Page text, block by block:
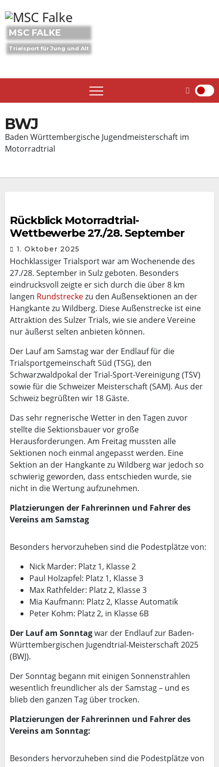
to
content
MSC FALKE
Trialsport für Jung und Alt
BWJ
Baden Württembergische Jugendmeisterschaft im
Motorradtrial
Rückblick Motorradtrial-
Wettbewerbe 27./28. September
1. Oktober 2025
Hochklassiger Trialsport war am Wochenende des
27./28. September in Sulz geboten. Besonders
eindrucksvoll zeigte er sich durch die über 8 km
langen Rundstreckezu den Außensektionen an der
Hangkante zu Wildberg. Diese Außenstrecke ist eine
Attraktion des Sulzer Trials, wie sie andere Vereine
nur äußerst selten anbieten können.
Der Lauf am Samstag war der Endlauf für die
Trialsportgemeinschaft Süd (TSG), den
Schwarzwaldpokal der Trial-Sport-Vereinigung (TSV)
sowie für die Schweizer Meisterschaft (SAM). Aus der
Schweiz begrüßten wir 18 Gäste.
Das sehr regnerische Wetter in den Tagen zuvor
stellte die Sektionsbauer vor große
Herausforderungen. Am Freitag mussten alle
Sektionen noch einmal angepasst werden. Eine
Sektion an der Hangkante zu Wildberg war jedoch so
schwierig geworden, dass entschieden wurde, sie
nicht in die Wertung aufzunehmen.
Platzierungen der Fahrerinnen und Fahrer des
Vereins am Samstag
Besonders hervorzuheben sind die Podestplätze von:
Nick Marder: Platz 1, Klasse 2
Paul Holzapfel: Platz 1, Klasse 3
Max Rathfelder: Platz 2, Klasse 3
Mia Kaufmann: Platz 2, Klasse Automatik
Peter Kohm: Platz 2, in Klasse 6B
Der Lauf am Sonntagwar der Endlauf zur Baden-
Württembergischen Jugendtrial-Meisterschaft 2025
(BWJ).
Der Sonntag begann mit einigen Sonnenstrahlen
wesentlich freundlicher als der Samstag – und es
blieb den ganzen Tag über trocken.
Platzierungen der Fahrerinnen und Fahrer des
Vereins am Sonntag:
Besonders hervorzuheben sind die Podestplätze von